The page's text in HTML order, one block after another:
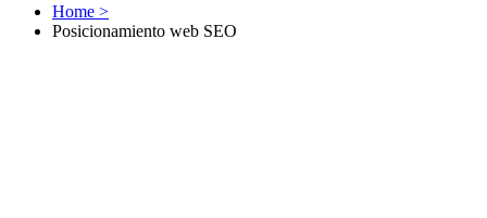
Home >
Posicionamiento web SEO